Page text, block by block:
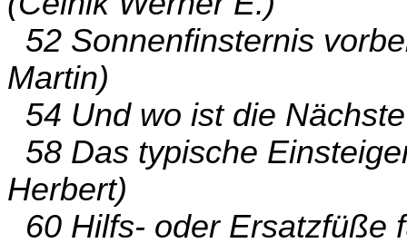
52 Sonnenfinsternis
Martin)
54 Und wo ist die
58 Das typische
Herbert)
60 Hilfs- oder Ersatzfüße